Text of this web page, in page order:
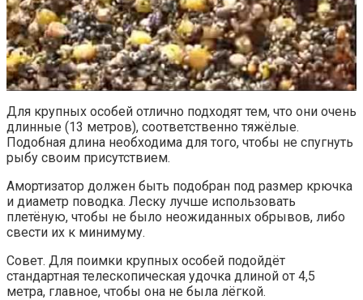
Для крупных особей отлично подходят тем, что они очень
длинные (13 метров), соответственно тяжёлые.
Подобная длина необходима для того, чтобы не спугнуть
рыбу своим присутствием.
Амортизатор должен быть подобран под размер крючка
и диаметр поводка. Леску лучше использовать
плетёную, чтобы не было неожиданных обрывов, либо
свести их к минимуму.
Совет. Для поимки крупных особей подойдёт
стандартная телескопическая удочка длиной от 4,5
метра, главное, чтобы она не была лёгкой.